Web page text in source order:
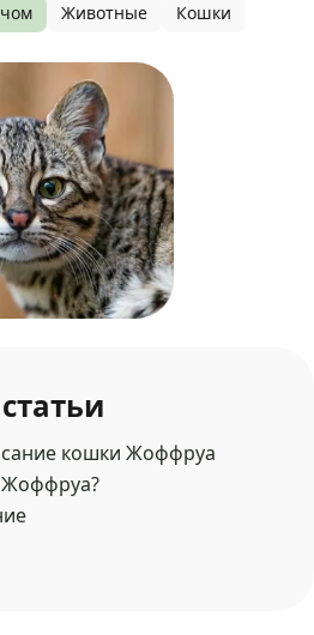
Животные Кошки
кошки Жоффруа
Жоффруа?